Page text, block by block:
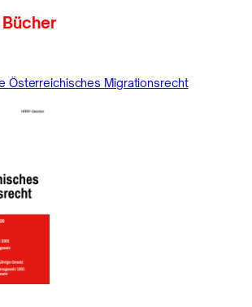
Österreichisches Migrationsrecht